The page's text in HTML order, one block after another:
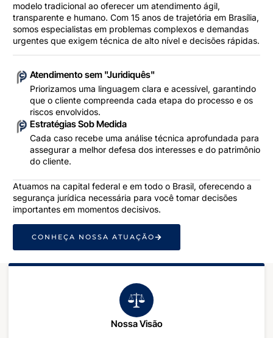
modelo tradicional ao oferecer um atendimento ágil,
transparente e humano. Com 15 anos de trajetória em Brasília,
somos especialistas em problemas complexos e demandas
urgentes que exigem técnica de alto nível e decisões rápidas.
Atendimento sem "Juridiquês"
Priorizamos uma linguagem clara e acessível, garantindo
que o cliente compreenda cada etapa do processo e os
riscos envolvidos.
Estratégias Sob Medida
Cada caso recebe uma análise técnica aprofundada para
assegurar a melhor defesa dos interesses e do patrimônio
do cliente.
Atuamos na capital federal e em todo o Brasil, oferecendo a
segurança jurídica necessária para você tomar decisões
importantes em momentos decisivos.
CONHEÇA NOSSA ATUAÇÃO
Nossa Visão